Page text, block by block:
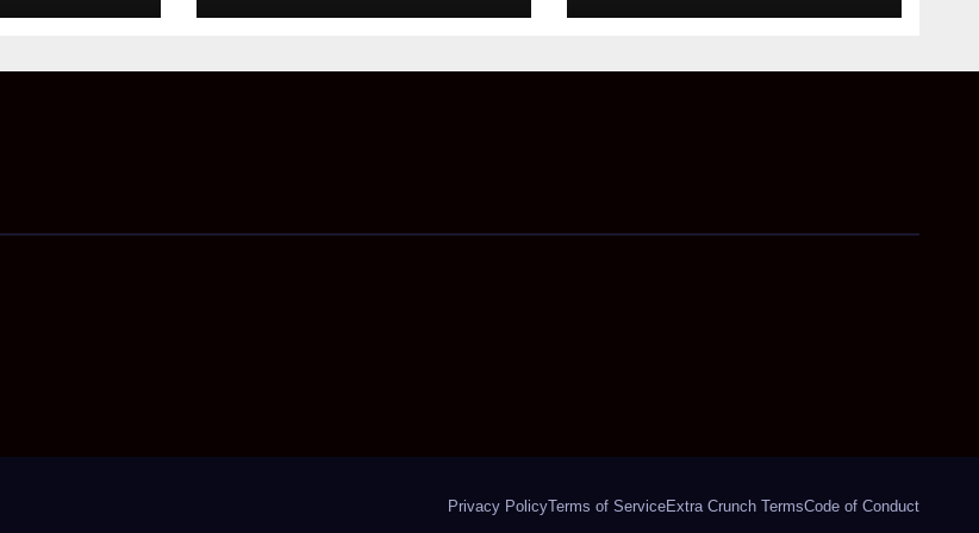
कुटुम्बकम् का संदेश
Privacy PolicyTerms of ServiceExtra Crunch TermsCode of Conduct